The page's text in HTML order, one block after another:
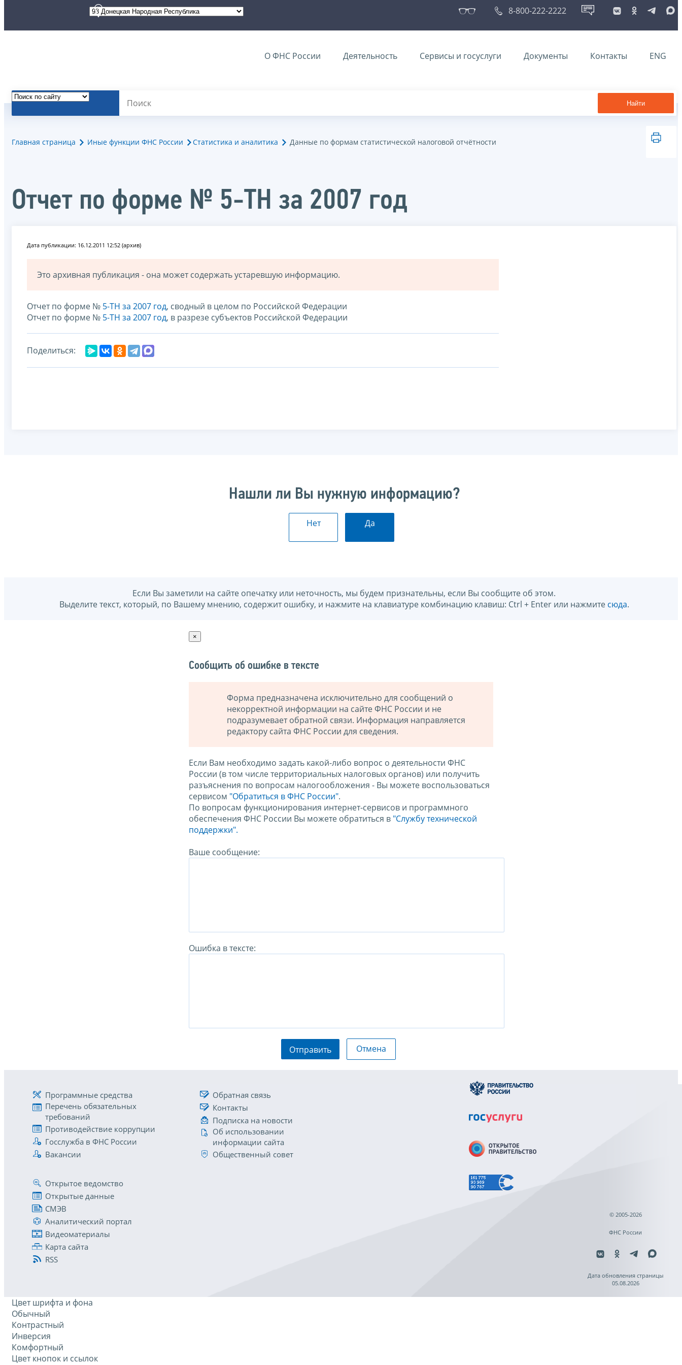
8-800-222-2222
О ФНС России Деятельность Сервисы и госуслуги Документы Контакты ENG
Найти
Главная страница Иные функции ФНС России Статистика и аналитика Данные по формам статистической налоговой отчётности
Отчет по форме № 5-ТН за 2007 год
Дата публикации: 16.12.2011 12:52 (архив)
Это архивная публикация - она может содержать устаревшую информацию.
Отчет по форме № 5-ТН за 2007 год, сводный в целом по Российской Федерации
Отчет по форме № 5-ТН за 2007 год, в разрезе субъектов Российской Федерации
Поделиться:
Нашли ли Вы нужную информацию?
Нет Да
Если Вы заметили на сайте опечатку или неточность, мы будем признательны, если Вы сообщите об этом.
Выделите текст, который, по Вашему мнению, содержит ошибку, и нажмите на клавиатуре комбинацию клавиш: Ctrl + Enter или нажмите сюда.
×
Сообщить об ошибке в тексте
Форма предназначена исключительно для сообщений о
некорректной информации на сайте ФНС России и не
подразумевает обратной связи. Информация направляется
редактору сайта ФНС России для сведения.
Если Вам необходимо задать какой-либо вопрос о деятельности ФНС
России (в том числе территориальных налоговых органов) или получить
разъяснения по вопросам налогообложения - Вы можете воспользоваться
сервисом "Обратиться в ФНС России".
По вопросам функционирования интернет-сервисов и программного
обеспечения ФНС России Вы можете обратиться в "Службу технической
поддержки".
Ваше сообщение:
Ошибка в тексте:
Отправить Отмена
Программные средства
Перечень обязательных
требований
Противодействие коррупции
Госслужба в ФНС России
Вакансии
Обратная связь
Контакты
Подписка на новости
Об использовании
информации сайта
Общественный совет
Открытое ведомство
Открытые данные
СМЭВ
Аналитический портал
Видеоматериалы
Карта сайта
RSS
© 2005-2026
ФНС России
Дата обновления страницы
05.08.2026
Цвет шрифта и фона
Обычный
Контрастный
Инверсия
Комфортный
Цвет кнопок и ссылок